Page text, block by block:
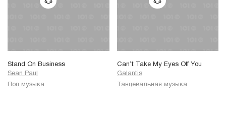
Stand On Business
Sean Paul
Поп музыка
Can’t Take My Eyes Off You
Galantis
Танцевальная музыка